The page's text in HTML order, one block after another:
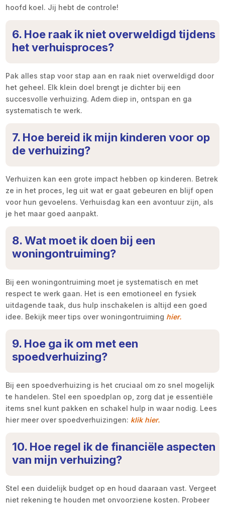
hoofd koel. Jij hebt de controle!
6. Hoe raak ik niet overweldigd tijdens
het verhuisproces?
Pak alles stap voor stap aan en raak niet overweldigd door
het geheel. Elk klein doel brengt je dichter bij een
succesvolle verhuizing. Adem diep in, ontspan en ga
systematisch te werk.
7. Hoe bereid ik mijn kinderen voor op
de verhuizing?
Verhuizen kan een grote impact hebben op kinderen. Betrek
ze in het proces, leg uit wat er gaat gebeuren en blijf open
voor hun gevoelens. Verhuisdag kan een avontuur zijn, als
je het maar goed aanpakt.
8. Wat moet ik doen bij een
woningontruiming?
Bij een woningontruiming moet je systematisch en met
respect te werk gaan. Het is een emotioneel en fysiek
uitdagende taak, dus hulp inschakelen is altijd een goed
idee. Bekijk meer tips over woningontruiming hier.
9. Hoe ga ik om met een
spoedverhuizing?
Bij een spoedverhuizing is het cruciaal om zo snel mogelijk
te handelen. Stel een spoedplan op, zorg dat je essentiële
items snel kunt pakken en schakel hulp in waar nodig. Lees
hier meer over spoedverhuizingen: klik hier.
10. Hoe regel ik de financiële aspecten
van mijn verhuizing?
Stel een duidelijk budget op en houd daaraan vast. Vergeet
niet rekening te houden met onvoorziene kosten. Probeer